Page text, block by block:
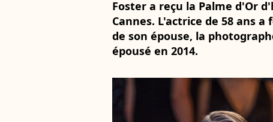
Foster a reçu la Palme d'Or
Cannes. L'actrice de 58 ans
de son épouse, la
épousé en 2014.